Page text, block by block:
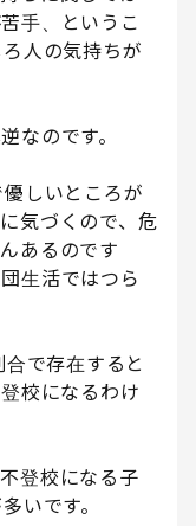
手、というこ
人の気持ちが
なのです。
しいところが
気づくので、危
あるのです
生活ではつら
で存在すると
校になるわけ
登校になる子
いです。